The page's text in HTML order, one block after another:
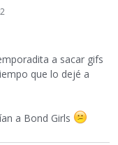
a sacar gifs
que lo dejé a
a Bond Girls